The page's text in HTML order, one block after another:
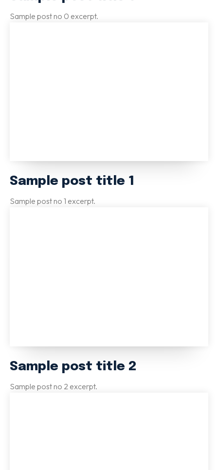
Sample post no 0 excerpt.
Sample post title 1
Sample post no 1 excerpt.
Sample post title 2
Sample post no 2 excerpt.